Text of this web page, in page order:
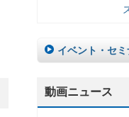
イベント・セ
動画ニュース